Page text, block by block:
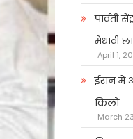
पार्वती
मेधावी
April 1,
ईरान में
किलो
March